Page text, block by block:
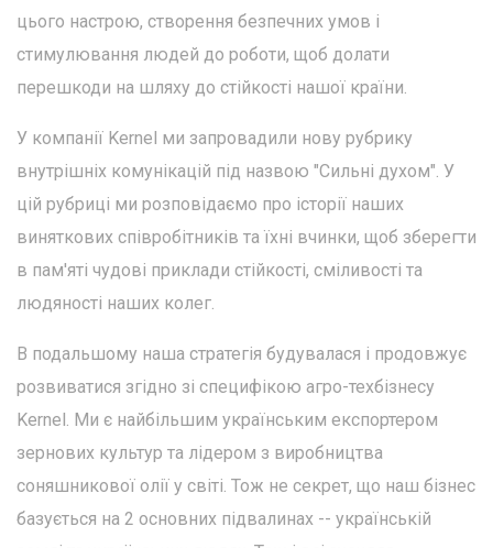
цього настрою, створення безпечних умов і
стимулювання людей до роботи, щоб долати
перешкоди на шляху до стійкості нашої країни.
У компанії Kernel ми запровадили нову рубрику
внутрішніх комунікацій під назвою "Сильні духом". У
цій рубриці ми розповідаємо про історії наших
виняткових співробітників та їхні вчинки, щоб зберегти
в пам'яті чудові приклади стійкості, сміливості та
людяності наших колег.
В подальшому наша стратегія будувалася і продовжує
розвиватися згідно зі специфікою агро-техбізнесу
Kernel. Ми є найбільшим українським експортером
зернових культур та лідером з виробництва
соняшникової олії у світі. Тож не секрет, що наш бізнес
базується на 2 основних підвалинах -- українській